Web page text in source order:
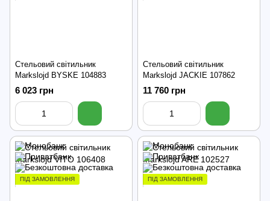
Стельовий світильник
Markslojd BYSKE 104883
6 023 грн
Стельовий світильник
Markslojd JACKIE 107862
11 760 грн
ПІД ЗАМОВЛЕННЯ ПІД ЗАМОВЛЕННЯ